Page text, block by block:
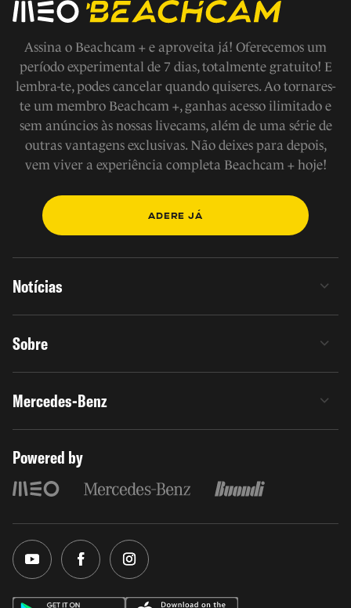
Assina o Beachcam + e aproveita já! Oferecemos um
período experimental de 7 dias, totalmente gratuito! E
lembra-te, podes cancelar quando quiseres. Ao tornares-
te um membro Beachcam +, ganhas acesso ilimitado e
sem anúncios às nossas livecams, além de uma série de
outras vantagens exclusivas. Não deixes para depois,
vem viver a experiência completa Beachcam + hoje!
ADERE JÁ
Notícias
Sobre
Mercedes-Benz
Powered by